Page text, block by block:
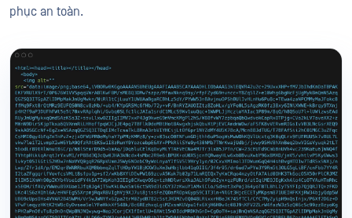
phục an toàn.